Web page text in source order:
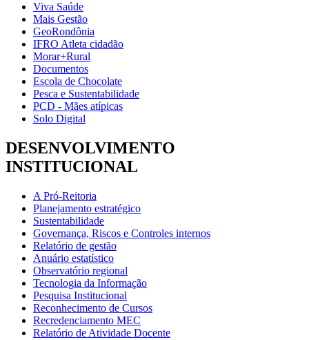
Viva Saúde
Mais Gestão
GeoRondônia
IFRO Atleta cidadão
Morar+Rural
Documentos
Escola de Chocolate
Pesca e Sustentabilidade
PCD - Mães atípicas
Solo Digital
DESENVOLVIMENTO
INSTITUCIONAL
A Pró-Reitoria
Planejamento estratégico
Sustentabilidade
Governança, Riscos e Controles internos
Relatório de gestão
Anuário estatístico
Observatório regional
Tecnologia da Informação
Pesquisa Institucional
Reconhecimento de Cursos
Recredenciamento MEC
Relatório de Atividade Docente